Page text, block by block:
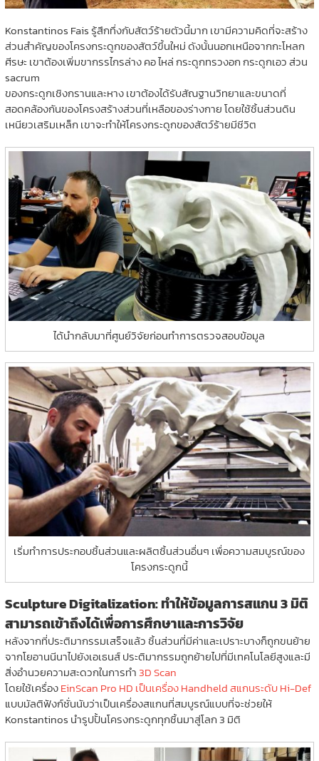
Konstantinos Fais รู้สึกทึ่งกับสัตว์ร้ายตัวนี้มาก เขามีความคิดที่จะสร้าง
ส่วนสำคัญของโครงกระดูกของสัตว์ขึ้นใหม่ ดังนั้นนอกเหนือจากกะโหลก
ศีรษะ เขาต้องเพิ่มขากรรไกรล่าง คอ ไหล่ กระดูกทรวงอก กระดูกเอว ส่วน
sacrum
ของกระดูกเชิงกรานและหาง เขาต้องได้รับสัณฐานวิทยาและขนาดที่
สอดคล้องกันของโครงสร้างส่วนที่เหลือของร่างกาย โดยใช้ชิ้นส่วนดิน
เหนียวเสริมเหล็ก เขาจะทำให้โครงกระดูกของสัตว์ร้ายมีชีวิต
ได้นำกลับมาที่ศูนย์วิจัยก่อนทำการตรวจสอบข้อมูล
เริ่มทำการประกอบชิ้นส่วนและผลิตชิ้นส่วนอื่นๆ เพื่อความสมบูรณ์ของ
โครงกระดูกนี้
Sculpture Digitalization: ทำให้ข้อมูลการสแกน 3 มิติ
สามารถเข้าถึงได้เพื่อการศึกษาและการวิจัย
หลังจากที่ประติมากรรมเสร็จแล้ว ชิ้นส่วนที่มีค่าและเปราะบางก็ถูกขนย้าย
จากโยอานนีนาไปยังเอเธนส์ ประติมากรรมถูกย้ายไปที่มีเทคโนโลยีสูงและมี
สิ่งอำนวยความสะดวกในการทำ3D Scan
โดยใช้เครื่องEinScan Pro HD เป็นเครื่อง Handheld สแกนระดับ Hi-Def
แบบมัลติฟังก์ชั่นนับว่าเป็นเครื่องสแกนที่สมบูรณ์แบบที่จะช่วยให้
Konstantinos นำรูปปั้นโครงกระดูกทุกชิ้นมาสู่โลก 3 มิติ